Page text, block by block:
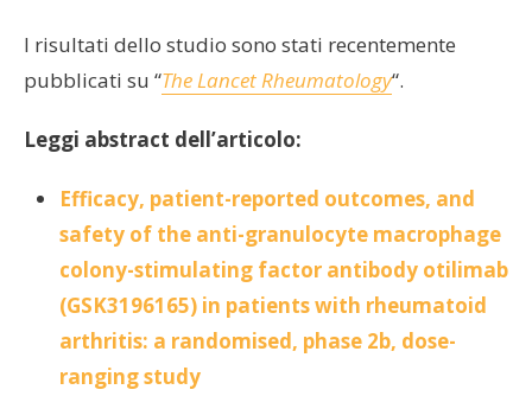
I risultati dello studio sono stati recentemente
pubblicati su “The Lancet Rheumatology“.
Leggi abstract dell’articolo:
Efficacy, patient-reported outcomes, and
safety of the anti-granulocyte macrophage
colony-stimulating factor antibody otilimab
(GSK3196165) in patients with rheumatoid
arthritis: a randomised, phase 2b, dose-
ranging study